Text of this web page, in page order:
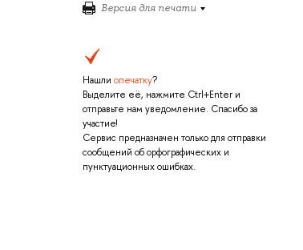
Версия для печати
Нашли опечатку?
Выделите её, нажмите Ctrl+Enter и
отправьте нам уведомление. Спасибо за
участие!
Сервис предназначен только для отправки
сообщений об орфографических и
пунктуационных ошибках.